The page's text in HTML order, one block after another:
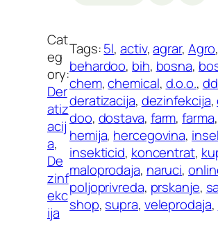
Cat
eg
ory:
Der
atiz
acij
a
De
zinf
ekc
ija
Tags:5l, activ, agrar, Agro,
behardoo, bih, bosna,
chem, chemical, d.o.o.,
deratizacija, dezinfekcija,
doo, dostava, farm, farma
hemija, hercegovina,
insekticid, koncentrat,
maloprodaja, naruci,
poljoprivreda, prskanje,
shop, supra, veleprodaja,